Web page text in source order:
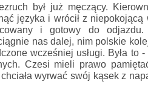
był już męczący.
języka i wrócił z
i gotowy do
nas dalej, nim polskie
wcześniej usługi. Była to
Czesi mieli prawo
wyrwać swój kąsek z